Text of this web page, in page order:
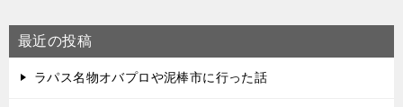
最近の投稿
ラパス名物オバプロや泥棒市に行った話